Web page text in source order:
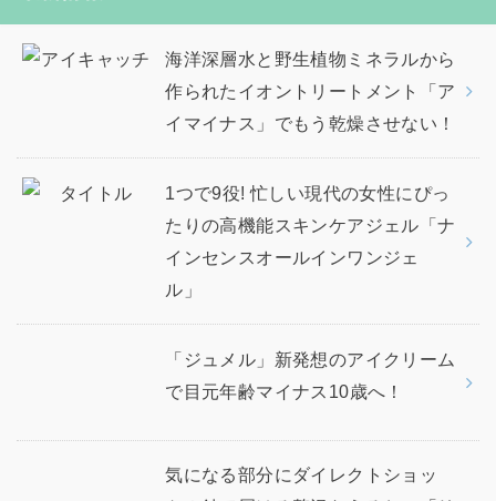
海洋深層水と野生植物ミネラルから
作られたイオントリートメント「ア
イマイナス」でもう乾燥させない！
1つで9役! 忙しい現代の女性にぴっ
たりの高機能スキンケアジェル「ナ
インセンスオールインワンジェ
ル」
「ジュメル」新発想のアイクリーム
で目元年齢マイナス10歳へ！
気になる部分にダイレクトショッ